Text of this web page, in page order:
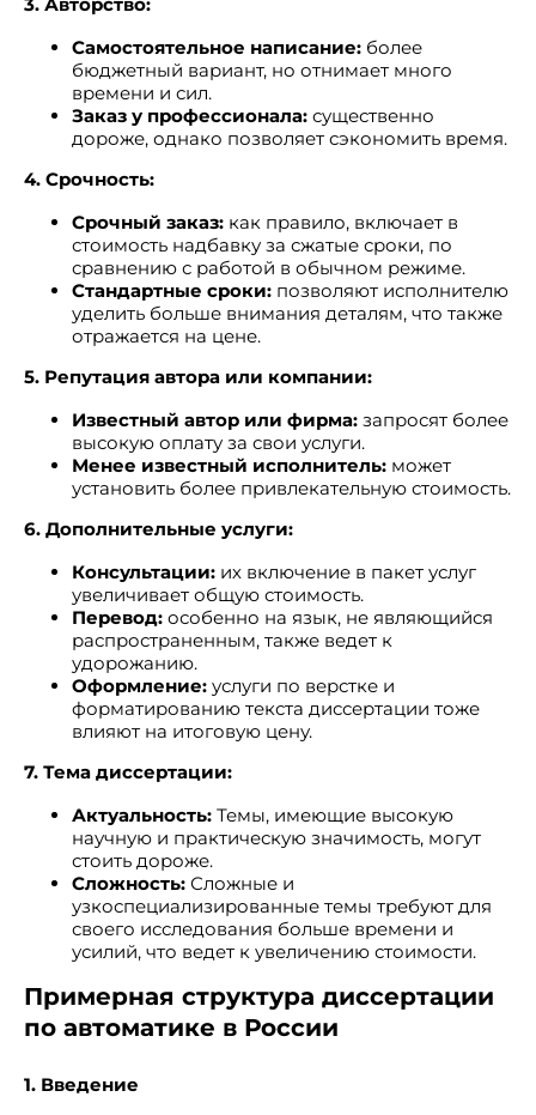
Самостоятельное написание: более
бюджетный вариант, но отнимает много
времени и сил.
Заказ у профессионала: существенно
дороже, однако позволяет сэкономить время.
4. Срочность:
Срочный заказ: как правило, включает в
стоимость надбавку за сжатые сроки, по
сравнению с работой в обычном режиме.
Стандартные сроки: позволяют исполнителю
уделить больше внимания деталям, что также
отражается на цене.
5. Репутация автора или компании:
Известный автор или фирма: запросят более
высокую оплату за свои услуги.
Менее известный исполнитель: может
установить более привлекательную стоимость.
6. Дополнительные услуги:
Консультации: их включение в пакет услуг
увеличивает общую стоимость.
Перевод: особенно на язык, не являющийся
распространенным, также ведет к
удорожанию.
Оформление: услуги по верстке и
форматированию текста диссертации тоже
влияют на итоговую цену.
7. Тема диссертации:
Актуальность: Темы, имеющие высокую
научную и практическую значимость, могут
стоить дороже.
Сложность: Сложные и
узкоспециализированные темы требуют для
своего исследования больше времени и
усилий, что ведет к увеличению стоимости.
Примерная структура диссертации
по автоматике в России
1. Введение